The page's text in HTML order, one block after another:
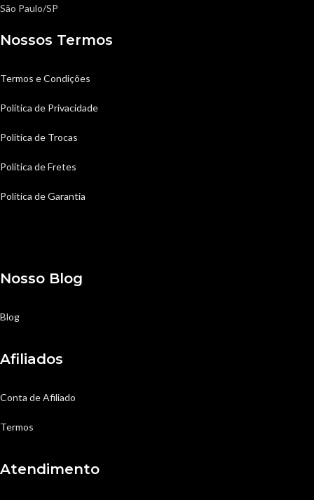
São Paulo/SP
Nossos Termos
Termos e Condições
Política de Privacidade
Política de Trocas
Política de Fretes
Política de Garantia
Nosso Blog
Blog
Afiliados
Conta de Afiliado
Termos
Atendimento